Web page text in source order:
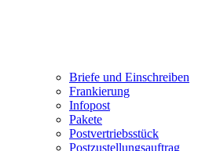
Briefe und Einschreiben
Frankierung
Infopost
Pakete
Postvertriebsstück
Postzustellungsauftrag